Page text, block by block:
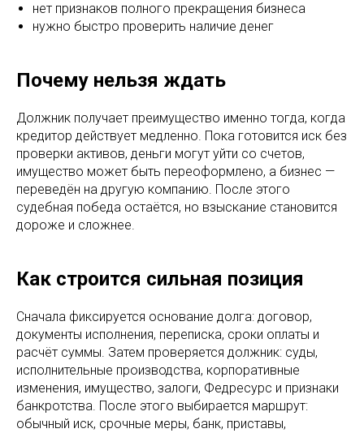
нет признаков полного прекращения бизнеса
нужно быстро проверить наличие денег
Почему нельзя ждать
Должник получает преимущество именно тогда, когда
кредитор действует медленно. Пока готовится иск без
проверки активов, деньги могут уйти со счетов,
имущество может быть переоформлено, а бизнес —
переведён на другую компанию. После этого
судебная победа остаётся, но взыскание становится
дороже и сложнее.
Как строится сильная позиция
Сначала фиксируется основание долга: договор,
документы исполнения, переписка, сроки оплаты и
расчёт суммы. Затем проверяется должник: суды,
исполнительные производства, корпоративные
изменения, имущество, залоги, Федресурс и признаки
банкротства. После этого выбирается маршрут:
обычный иск, срочные меры, банк, приставы,